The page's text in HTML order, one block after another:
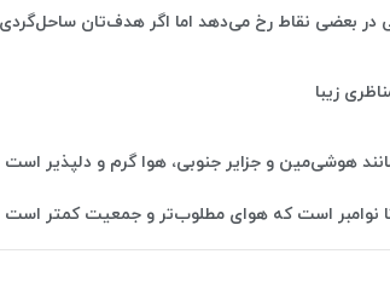
بعضی نقاط رخ می‌دهد اما اگر هدف‌تان
زیبا
هوشی‌مین و جزایر جنوبی، هوا گرم و دلپذیر است
تا نوامبر است که هوای مطلوب‌تر و جمعیت کمتر است